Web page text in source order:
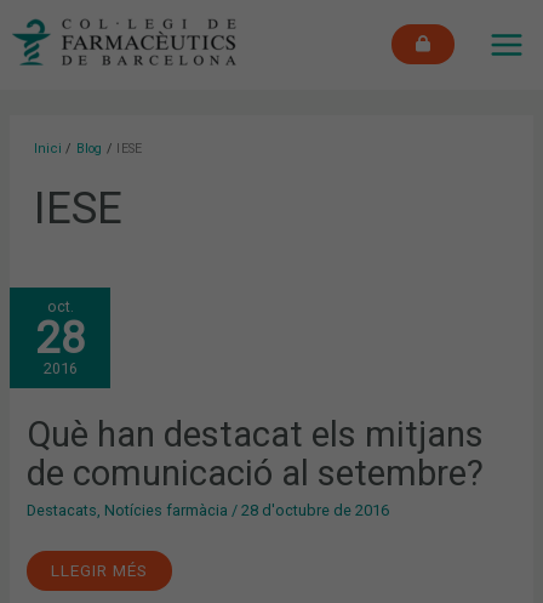
Inici Blog IESE
IESE
oct.
28
2016
Què han destacat els mitjans
de comunicació al setembre?
Destacats Notícies farmàcia /28 d'octubre de 2016
QUÈ
HAN
DESTACAT
ELS
MITJANS
DE
COMUNICACIÓ
SETEMBRE?
LLEGIR MÉS